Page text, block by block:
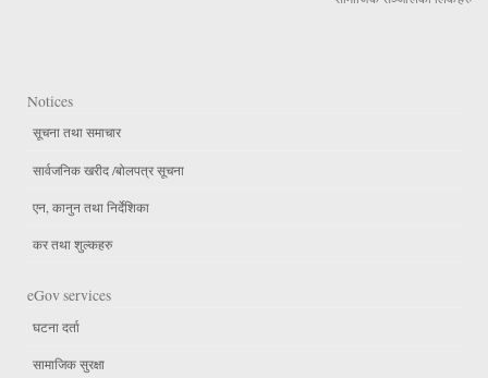
Notices
सूचना तथा समाचार
सार्वजनिक खरीद /बोलपत्र सूचना
एन, कानुन तथा निर्देशिका
कर तथा शुल्कहरु
eGov services
घटना दर्ता
सामाजिक सुरक्षा